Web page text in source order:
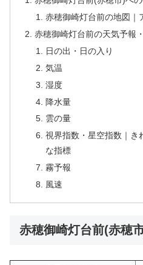
赤穂御崎灯台前の地図｜
赤穂御崎灯台前の天気予報
日の出・日の入り
気温
湿度
降水量
雲の量
視界指数・星空指数｜き
な指標
霧予報
風速
赤穂御崎灯台前(赤穂